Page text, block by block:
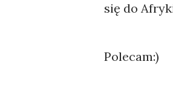
się do
Polecam:)